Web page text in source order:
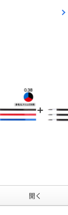
開く